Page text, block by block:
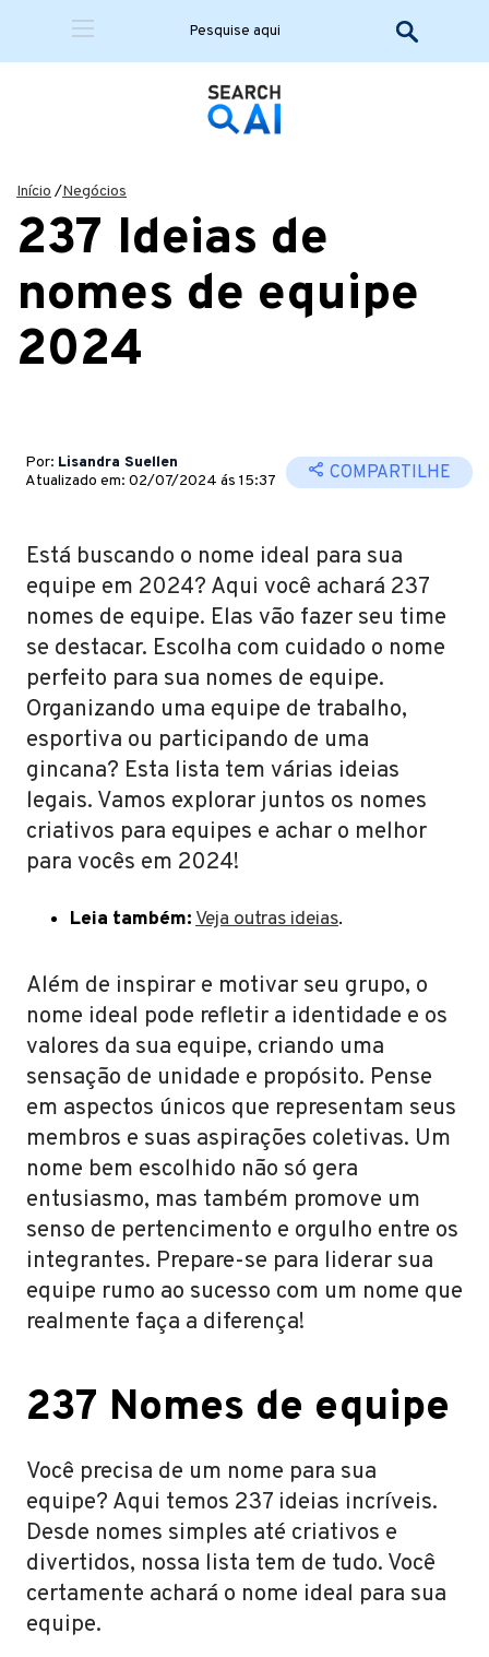
Início /Negócios
237 Ideias de
nomes de equipe
2024
Por: Lisandra Suellen
Atualizado em: 02/07/2024 ás 15:37
COMPARTILHE
Está buscando o nome ideal para sua
equipe em 2024? Aqui você achará 237
nomes de equipe. Elas vão fazer seu time
se destacar. Escolha com cuidado o nome
perfeito para sua nomes de equipe.
Organizando uma equipe de trabalho,
esportiva ou participando de uma
gincana? Esta lista tem várias ideias
legais. Vamos explorar juntos os nomes
criativos para equipes e achar o melhor
para vocês em 2024!
Leia também:Veja outras ideias.
Além de inspirar e motivar seu grupo, o
nome ideal pode refletir a identidade e os
valores da sua equipe, criando uma
sensação de unidade e propósito. Pense
em aspectos únicos que representam seus
membros e suas aspirações coletivas. Um
nome bem escolhido não só gera
entusiasmo, mas também promove um
senso de pertencimento e orgulho entre os
integrantes. Prepare-se para liderar sua
equipe rumo ao sucesso com um nome que
realmente faça a diferença!
237 Nomes de equipe
Você precisa de um nome para sua
equipe? Aqui temos 237 ideias incríveis.
Desde nomes simples até criativos e
divertidos, nossa lista tem de tudo. Você
certamente achará o nome ideal para sua
equipe.